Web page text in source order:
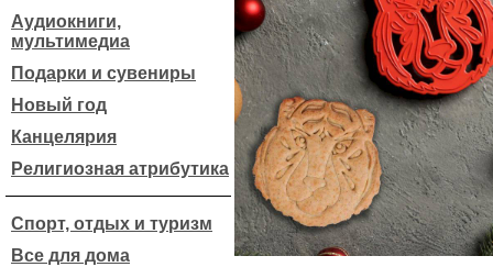
Аудиокниги,
мультимедиа
Подарки и сувениры
Новый год
Канцелярия
Религиозная атрибутика
Спорт, отдых и туризм
Все для дома